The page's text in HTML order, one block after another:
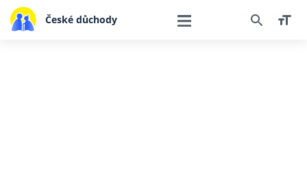
České důchody